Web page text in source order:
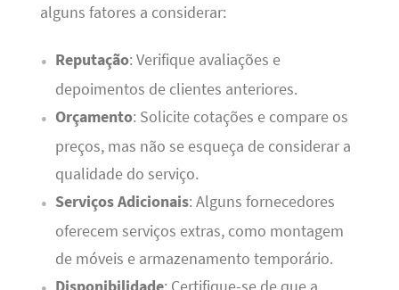
alguns fatores a considerar:
Reputação: Verifique avaliações e
depoimentos de clientes anteriores.
Orçamento: Solicite cotações e compare os
preços, mas não se esqueça de considerar a
qualidade do serviço.
Serviços Adicionais: Alguns fornecedores
oferecem serviços extras, como montagem
de móveis e armazenamento temporário.